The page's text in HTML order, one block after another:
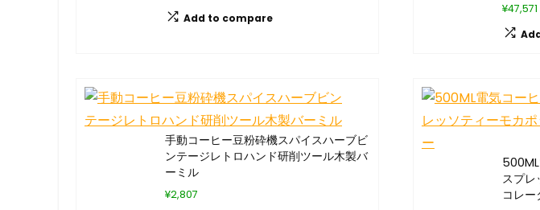
Add to compare
¥47,571
手動コーヒー豆粉砕機スパイスハーブビ
ンテージレトロハンド研削ツール木製バ
ーミル
¥2,807
スプレ
コレー